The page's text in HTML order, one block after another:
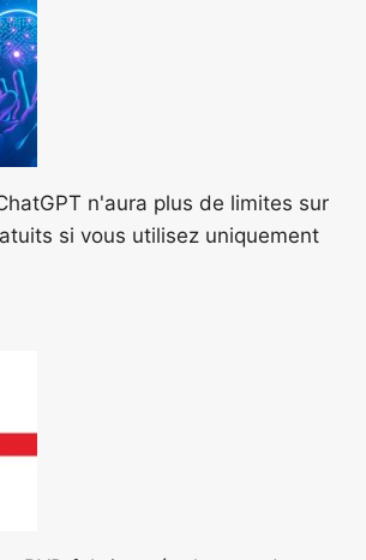
n'aura plus de limites sur
si vous utilisez uniquement